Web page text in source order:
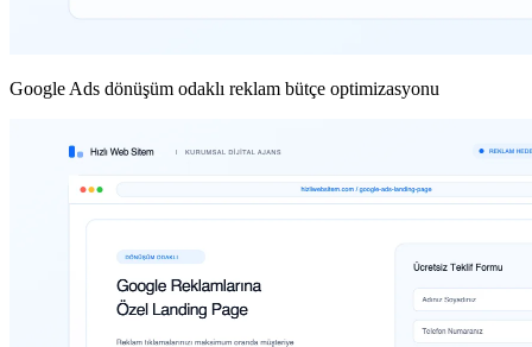
Google Ads dönüşüm odaklı reklam bütçe optimizasyonu